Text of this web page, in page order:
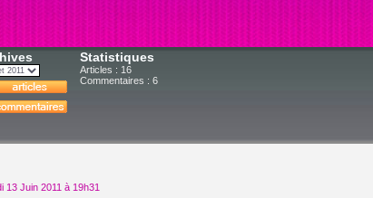
Statistiques
Articles : 16
Commentaires : 6
13 Juin 2011 à 19h31